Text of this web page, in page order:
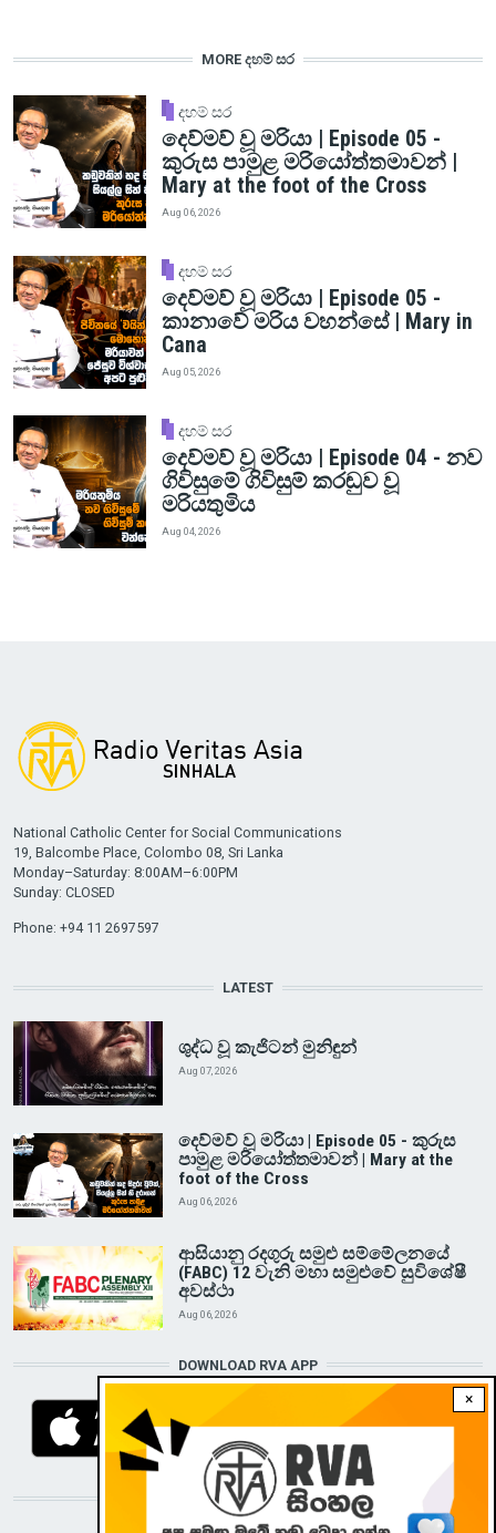
MORE දහම් සර
දහම් සර
දෙව්මව් වූ මරියා | Episode 05 -
කුරුස පාමුළ මරියෝත්තමාවන් |
Mary at the foot of the Cross
Aug 06, 2026
දහම් සර
දෙව්මව් වූ මරියා | Episode 05 -
කානාවේ මරිය වහන්සේ | Mary in
Cana
Aug 05, 2026
දහම් සර
දෙව්මව් වූ මරියා | Episode 04 - නව
ගිවිසුමේ ගිවිසුම් කරඬුව වූ
මරියතුමිය
Aug 04, 2026
×
National Catholic Center for Social Communications
19, Balcombe Place, Colombo 08, Sri Lanka
Monday–Saturday: 8:00AM–6:00PM
Sunday: CLOSED
Phone: +94 11 2697597
LATEST
ශුද්ධ වූ කැජිටන් මුනිඳුන්
Aug 07, 2026
දෙව්මව් වූ මරියා | Episode 05 - කුරුස
පාමුළ මරියෝත්තමාවන් | Mary at the
foot of the Cross
Aug 06, 2026
ආසියානු රදගුරු සමුළු සම්මේලනයේ
(FABC) 12 වැනි මහා සමුළුවේ සුවිශේෂී
අවස්ථා
Aug 06, 2026
DOWNLOAD RVA APP
STAY CONNECTED WITH US!